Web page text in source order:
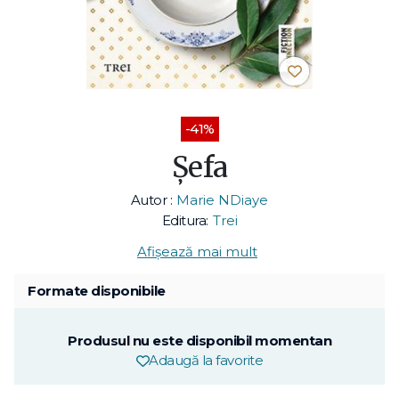
-41%
Șefa
Autor : Marie NDiaye
Editura: Trei
Afișează mai mult
Formate disponibile
Produsul nu este disponibil momentan
Adaugă la favorite